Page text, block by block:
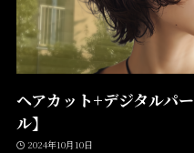
ヘアカット+デジタルパ
ル】
2024年10月10日